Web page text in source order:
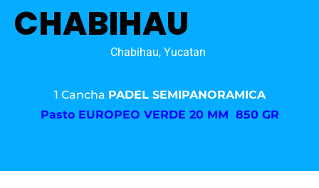
CHABIHAU
Chabihau, Yucatan
1 Cancha PADEL SEMIPANORAMICA
Pasto EUROPEO VERDE 20 MM 850 GR